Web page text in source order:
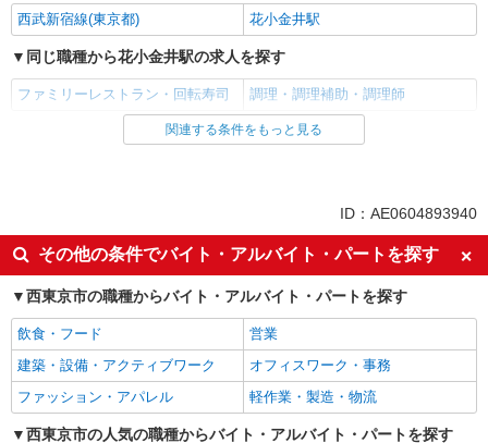
西武新宿線(東京都) 花小金井駅
同じ職種から花小金井駅の求人を探す
ファミリーレストラン・回転寿司 調理・調理補助・調理師
同じ雇用形態から花小金井駅の求人を探す
履歴書不要
未経験歓迎
主婦・主夫歓迎
ブランクOK
ミドル（40代～）活躍中
エルダー（50代～）活躍中
週2～3日勤務OK
禁煙・分煙
扶養内勤務OK
副業・WワークOK
交通費支給
社会保険あり
まかない・食事補助
関連する条件をもっと見る
ID：AE0604893940
その他の条件でバイト・アルバイト・パートを探す
西東京市の職種からバイト・アルバイト・パートを探す
飲食・フード
営業
建築・設備・アクティブワーク
オフィスワーク・事務
ファッション・アパレル
軽作業・製造・物流
西東京市の人気の職種からバイト・アルバイト・パートを探す